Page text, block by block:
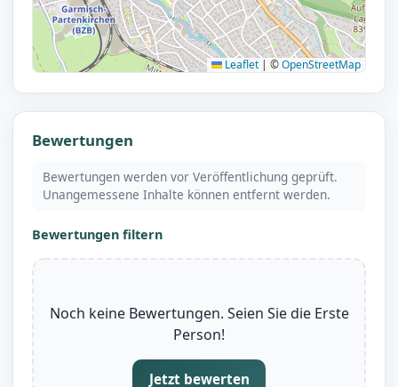
Leaflet | ©OpenStreetMap
Bewertungen
Bewertungen werden vor Veröffentlichung geprüft.
Unangemessene Inhalte können entfernt werden.
Bewertungen filtern
Noch keine Bewertungen. Seien Sie die Erste
Person!
Jetzt bewerten